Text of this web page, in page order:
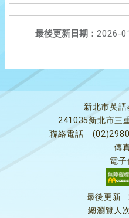
最後更新日期： 2026-
新北市英
241035新北市三
聯絡電話
傳
電子
最後更新
總瀏覽人